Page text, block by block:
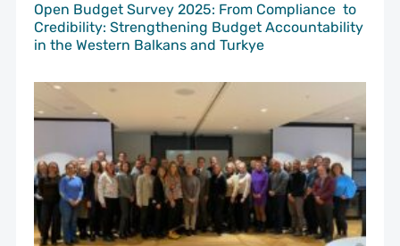
Open Budget Survey 2025: From Compliance to
Credibility: Strengthening Budget Accountability
in the Western Balkans and Turkye